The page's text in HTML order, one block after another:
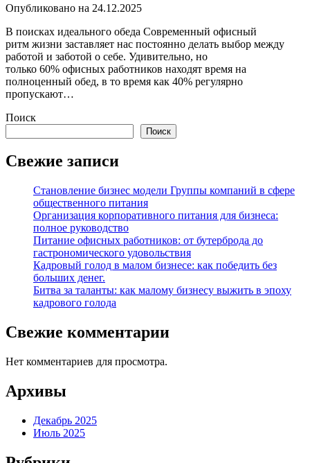
Опубликовано на 24.12.2025
В поисках идеального обеда Современный офисный
ритм жизни заставляет нас постоянно делать выбор между
работой и заботой о себе. Удивительно, но
только 60% офисных работников находят время на
полноценный обед, в то время как 40% регулярно
пропускают…
Поиск
Поиск
Свежие записи
Становление бизнес модели Группы компаний в сфере
общественного питания
Организация корпоративного питания для бизнеса:
полное руководство
Питание офисных работников: от бутерброда до
гастрономического удовольствия
Кадровый голод в малом бизнесе: как победить без
больших денег.
Битва за таланты: как малому бизнесу выжить в эпоху
кадрового голода
Свежие комментарии
Нет комментариев для просмотра.
Архивы
Декабрь 2025
Июль 2025